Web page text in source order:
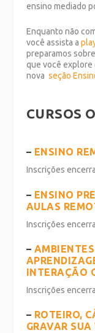
ensino mediado
Enquanto não
você assista a
preparamos
que você explore
nova seção
CURSOS
– ENSINO
Inscrições
– ENSINO
AULAS
Inscrições
–
INTERAÇÃO
Inscrições
– ROTEIRO,
GRAVAR